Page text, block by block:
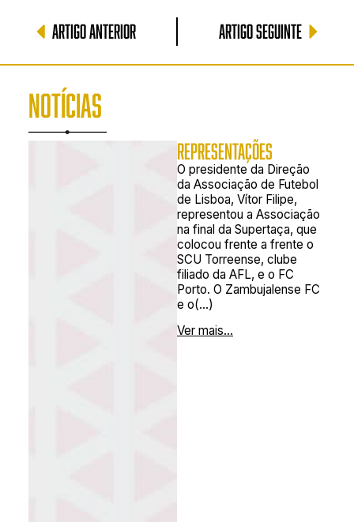
ARTIGO ANTERIOR ARTIGO SEGUINTE
NOTÍCIAS
REPRESENTAÇÕES
O presidente da Direção
da Associação de Futebol
de Lisboa, Vítor Filipe,
representou a Associação
na final da Supertaça, que
colocou frente a frente o
SCU Torreense, clube
filiado da AFL, e o FC
Porto. O Zambujalense FC
e o(...)
Ver mais...